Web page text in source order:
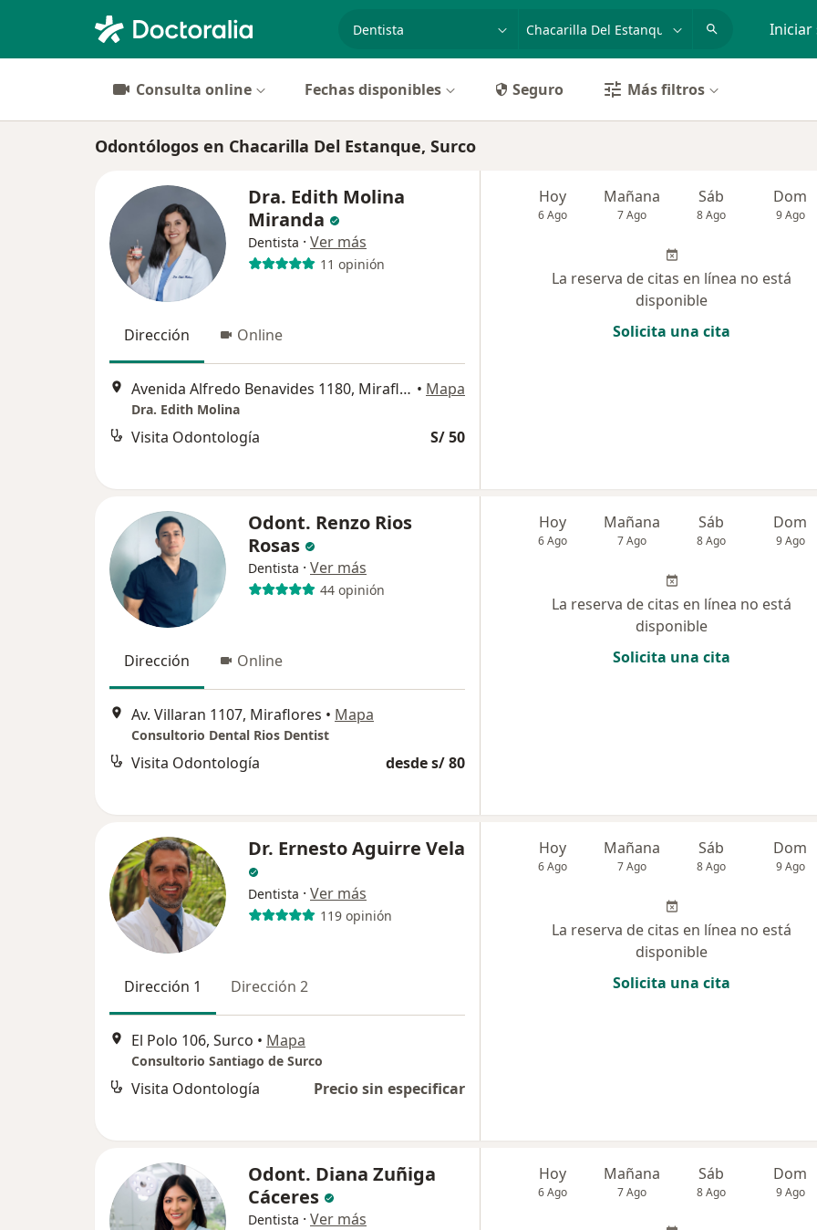
Iniciar
Consulta online Fechas disponibles Seguro Más filtros
Odontólogos en Chacarilla Del Estanque, Surco
Dra. Edith Molina
Miranda
Dentista · Ver más
11 opinión
Dirección Online
Avenida Alfredo Benavides 1180, Miraflores • Mapa
Dra. Edith Molina
Visita Odontología S/ 50
Hoy
6 Ago
Mañana
7 Ago
Sáb
8 Ago
Dom
9 Ago
La reserva de citas en línea no está
disponible
Solicita una cita
Odont. Renzo Rios
Rosas
Dentista · Ver más
44 opinión
Dirección Online
Av. Villaran 1107, Miraflores • Mapa
Consultorio Dental Rios Dentist
Visita Odontología desde s/ 80
Hoy
6 Ago
Mañana
7 Ago
Sáb
8 Ago
Dom
9 Ago
La reserva de citas en línea no está
disponible
Solicita una cita
Dr. Ernesto Aguirre Vela
Dentista · Ver más
119 opinión
Dirección 1 Dirección 2
El Polo 106, Surco • Mapa
Consultorio Santiago de Surco
Visita Odontología Precio sin especificar
Hoy
6 Ago
Mañana
7 Ago
Sáb
8 Ago
Dom
9 Ago
La reserva de citas en línea no está
disponible
Solicita una cita
Odont. Diana Zuñiga
Cáceres
Dentista · Ver más
Hoy
6 Ago
Mañana
7 Ago
Sáb
8 Ago
Dom
9 Ago